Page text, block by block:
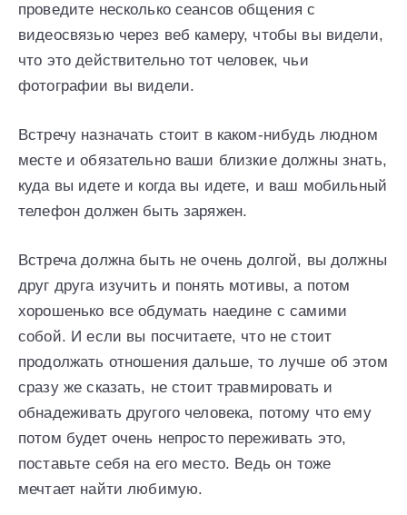
проведите несколько сеансов общения с
видеосвязью через веб камеру, чтобы вы видели,
что это действительно тот человек, чьи
фотографии вы видели.
Встречу назначать стоит в каком-нибудь людном
месте и обязательно ваши близкие должны знать,
куда вы идете и когда вы идете, и ваш мобильный
телефон должен быть заряжен.
Встреча должна быть не очень долгой, вы должны
друг друга изучить и понять мотивы, а потом
хорошенько все обдумать наедине с самими
собой. И если вы посчитаете, что не стоит
продолжать отношения дальше, то лучше об этом
сразу же сказать, не стоит травмировать и
обнадеживать другого человека, потому что ему
потом будет очень непросто переживать это,
поставьте себя на его место. Ведь он тоже
мечтает найти любимую.